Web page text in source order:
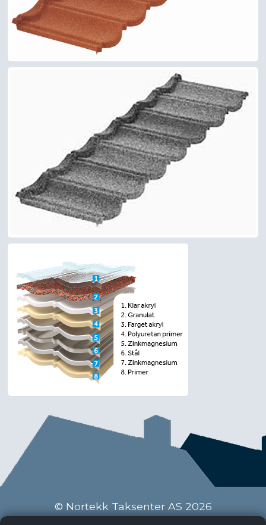
© Nortekk Taksenter AS 2026